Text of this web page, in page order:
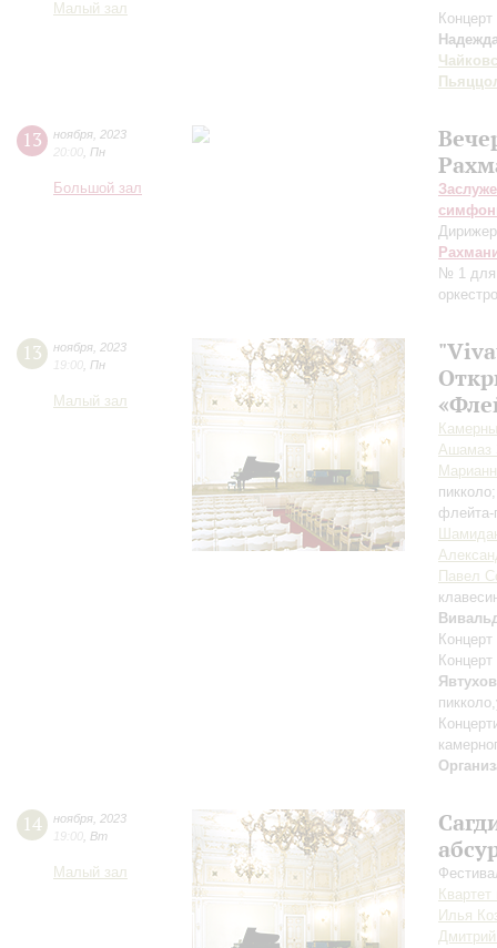
Малый зал
13 ноября 2023
20:00 Пн
Большой зал
№ 1 для
13 ноября 2023
19:00 Пн
Малый зал
Ашамаз
Павел
14 ноября 2023
19:00 Вт
Малый зал
Илья